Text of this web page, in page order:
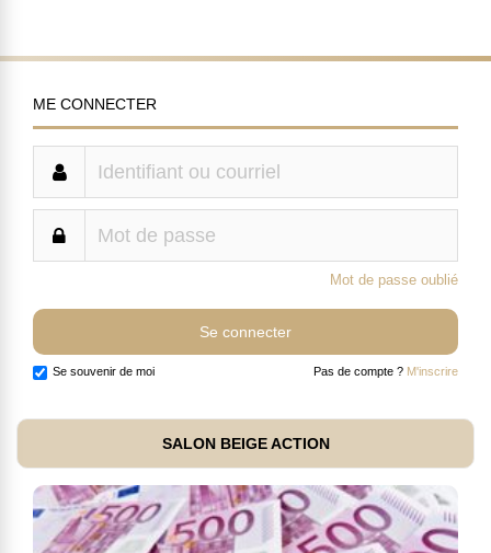
ME CONNECTER
Mot de passe oublié
Se souvenir de moi Pas de compte ? M'inscrire
SALON BEIGE ACTION